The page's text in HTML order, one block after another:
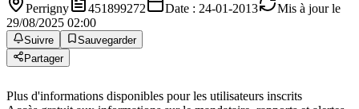
Perrigny 451899272 Date : 24-01-2013
Mis à jour le
29/08/2025 02:00
Suivre
Sauvegarder
Partager
Plus d'informations disponibles pour les utilisateurs inscrits